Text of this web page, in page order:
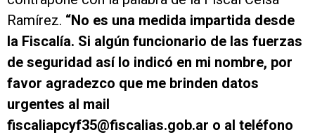
Ramírez. “No es una medida impartida desde
la Fiscalía. Si algún funcionario de las fuerzas
de seguridad así lo indicó en mi nombre, por
favor agradezco que me brinden datos
urgentes al mail
fiscaliapcyf35@fiscalias.gob.ar o al teléfono